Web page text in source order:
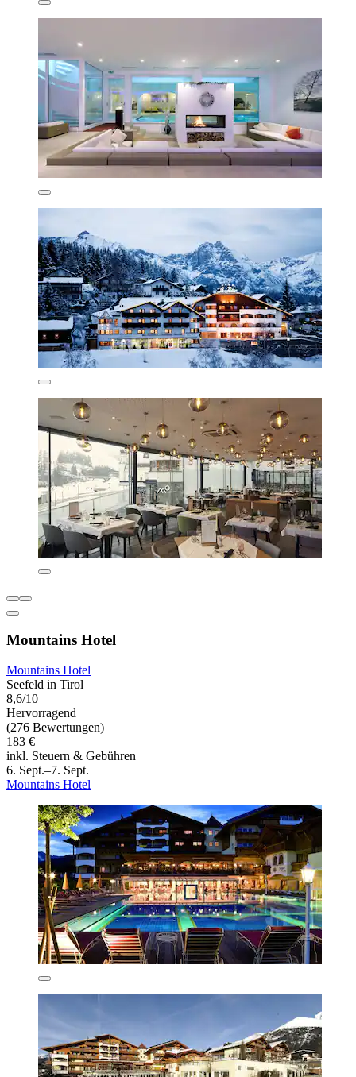
Mountains Hotel
Mountains Hotel
Seefeld in Tirol
8,6/10
Hervorragend
(276 Bewertungen)
183 €
inkl. Steuern & Gebühren
6. Sept.–7. Sept.
Mountains Hotel